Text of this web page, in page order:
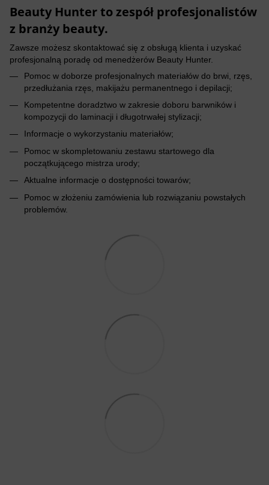
Beauty Hunter to zespół profesjonalistów
z branży beauty.
Zawsze możesz skontaktować się z obsługą klienta i uzyskać
profesjonalną poradę od menedżerów Beauty Hunter.
Pomoc w doborze profesjonalnych materiałów do brwi, rzęs,
przedłużania rzęs, makijażu permanentnego i depilacji;
Kompetentne doradztwo w zakresie doboru barwników i
kompozycji do laminacji i długotrwałej stylizacji;
Informacje o wykorzystaniu materiałów;
Pomoc w skompletowaniu zestawu startowego dla
początkującego mistrza urody;
Aktualne informacje o dostępności towarów;
Pomoc w złożeniu zamówienia lub rozwiązaniu powstałych
problemów.